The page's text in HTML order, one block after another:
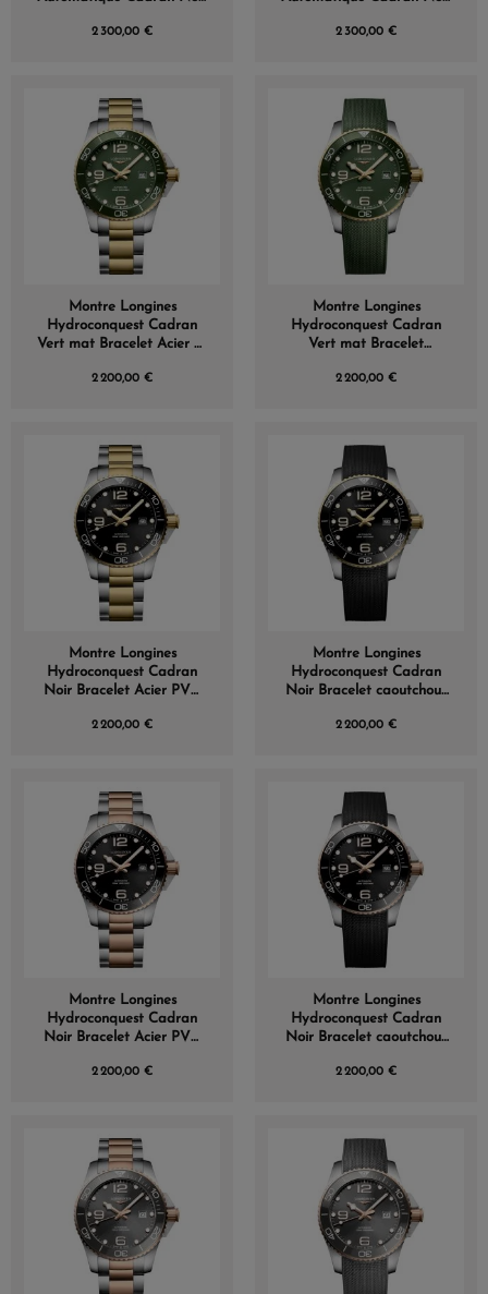
2 300,00 € 2 300,00 €
Montre Longines
Hydroconquest Cadran
Vert mat Bracelet Acier et
2 200,00 €
Montre Longines
Hydroconquest Cadran
Vert mat Bracelet
2 200,00 €
Montre Longines
Hydroconquest Cadran
Noir Bracelet Acier PVD
2 200,00 €
Montre Longines
Hydroconquest Cadran
Noir Bracelet caoutchouc
2 200,00 €
Montre Longines
Hydroconquest Cadran
Noir Bracelet Acier PVD
2 200,00 €
Montre Longines
Hydroconquest Cadran
Noir Bracelet caoutchouc
2 200,00 €